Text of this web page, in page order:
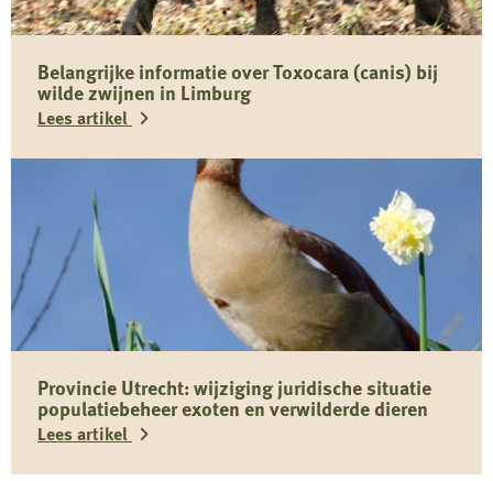
Belangrijke informatie over Toxocara (canis) bij
wilde zwijnen in Limburg
Lees artikel
over
Belangrijke
informatie
over
Toxocara
(canis)
wilde
Provincie Utrecht: wijziging juridische situatie
populatiebeheer exoten en verwilderde dieren
Lees artikel